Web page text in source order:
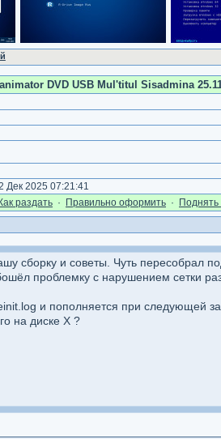
DVD USB Mul'titul Sisadmina
2025 07:21:41
Как раздать · Правильно оформить · Поднять
сборку и советы. Чуть пересобрал
проблемку с нарушением сетки
и пополняется при следующей
на диске X ?